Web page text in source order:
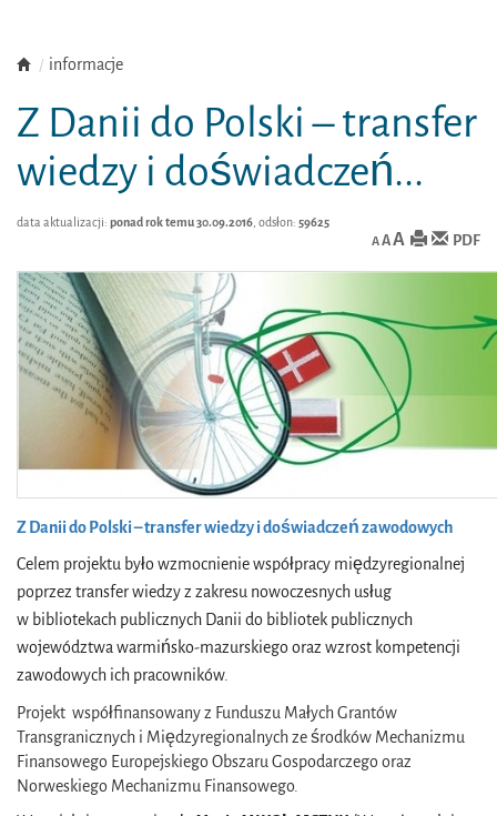
informacje
Z Danii do Polski – transfer
wiedzy i doświadczeń...
data aktualizacji: ponad rok temu 30.09.2016 , odsłon: 59625
AAA PDF
Z Danii do Polski – transfer wiedzy i doświadczeń zawodowych
Celem projektu było wzmocnienie współpracy międzyregionalnej
poprzez transfer wiedzy z zakresu nowoczesnych usług
w bibliotekach publicznych Danii do bibliotek publicznych
województwa warmińsko-mazurskiego oraz wzrost kompetencji
zawodowych ich pracowników.
Projekt współfinansowany z Funduszu Małych Grantów
Transgranicznych i Międzyregionalnych ze środków Mechanizmu
Finansowego Europejskiego Obszaru Gospodarczego oraz
Norweskiego Mechanizmu Finansowego.